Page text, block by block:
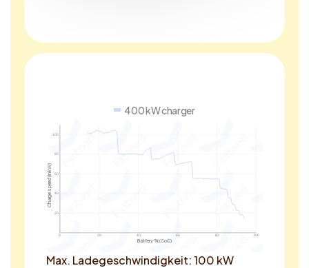
400 kW charger
0 20 40 60 80 100
20
40
60
80
100
Battery % (SoC)
Charge speed (in kW)
Max. Ladegeschwindigkeit: 100 kW